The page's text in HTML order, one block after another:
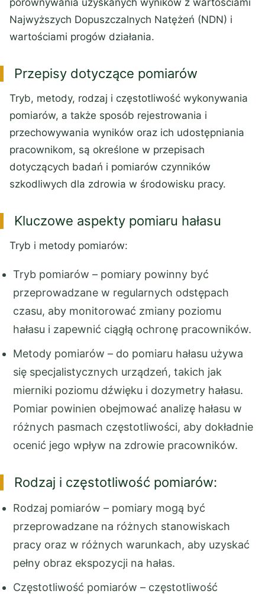
Najwyższych Dopuszczalnych Natężeń (NDN) i
wartościami progów działania.
Przepisy dotyczące pomiarów
Tryb, metody, rodzaj i częstotliwość wykonywania
pomiarów, a także sposób rejestrowania i
przechowywania wyników oraz ich udostępniania
pracownikom, są określone w przepisach
dotyczących badań i pomiarów czynników
szkodliwych dla zdrowia w środowisku pracy.
Kluczowe aspekty pomiaru hałasu
Tryb i metody pomiarów:
Tryb pomiarów – pomiary powinny być
przeprowadzane w regularnych odstępach
czasu, aby monitorować zmiany poziomu
hałasu i zapewnić ciągłą ochronę pracowników.
Metody pomiarów – do pomiaru hałasu używa
się specjalistycznych urządzeń, takich jak
mierniki poziomu dźwięku i dozymetry hałasu.
Pomiar powinien obejmować analizę hałasu w
różnych pasmach częstotliwości, aby dokładnie
ocenić jego wpływ na zdrowie pracowników.
Rodzaj i częstotliwość pomiarów:
Rodzaj pomiarów – pomiary mogą być
przeprowadzane na różnych stanowiskach
pracy oraz w różnych warunkach, aby uzyskać
pełny obraz ekspozycji na hałas.
Częstotliwość pomiarów – częstotliwość